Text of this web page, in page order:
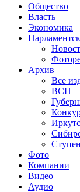
Общество
Власть
Экономика
Архив
Все
ВСП
Фото
Компании
Видео
Аудио